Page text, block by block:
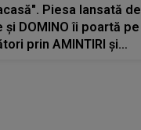
Piesa lansată de
și DOMINO îi poartă pe
prin AMINTIRI și